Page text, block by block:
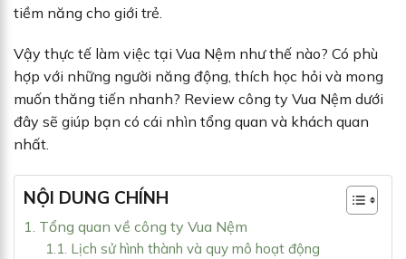
tiềm năng cho giới trẻ.
Vậy thực tế làm việc tại Vua Nệm như thế nào? Có phù
hợp với những người năng động, thích học hỏi và mong
muốn thăng tiến nhanh? Review công ty Vua Nệm dưới
đây sẽ giúp bạn có cái nhìn tổng quan và khách quan
nhất.
NỘI DUNG CHÍNH
1. Tổng quan về công ty Vua Nệm
1.1. Lịch sử hình thành và quy mô hoạt động